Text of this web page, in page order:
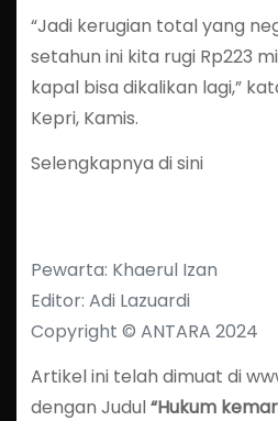
“Jadi kerugian total yang
setahun ini kita rugi Rp223
kapal bisa dikalikan lagi,”
Kepri, Kamis.
Selengkapnya di sini
Pewarta: Khaerul Izan
Editor: Adi Lazuardi
Copyright © ANTARA 2024
Artikel ini telah dimuat di
dengan Judul“Hukum